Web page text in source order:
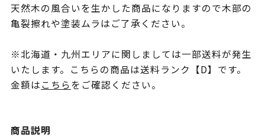
天然木の風合いを生かした商品になりますので木部の
亀裂擦れや塗装ムラはご了承ください。
※北海道・九州エリアに関しましては一部送料が発生
いたします。こちらの商品は送料ランク【D】です。
金額はこちらをご確認ください。
商品説明